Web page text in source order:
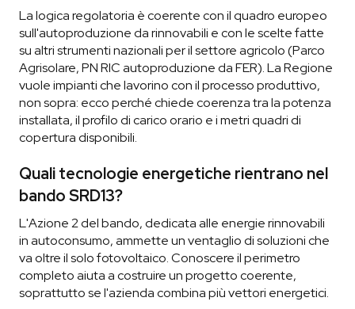
La logica regolatoria è coerente con il quadro europeo
sull'autoproduzione da rinnovabili e con le scelte fatte
su altri strumenti nazionali per il settore agricolo (Parco
Agrisolare, PN RIC autoproduzione da FER). La Regione
vuole impianti che lavorino con il processo produttivo,
non sopra: ecco perché chiede coerenza tra la potenza
installata, il profilo di carico orario e i metri quadri di
copertura disponibili.
Quali tecnologie energetiche rientrano nel
bando SRD13?
L'Azione 2 del bando, dedicata alle energie rinnovabili
in autoconsumo, ammette un ventaglio di soluzioni che
va oltre il solo fotovoltaico. Conoscere il perimetro
completo aiuta a costruire un progetto coerente,
soprattutto se l'azienda combina più vettori energetici.